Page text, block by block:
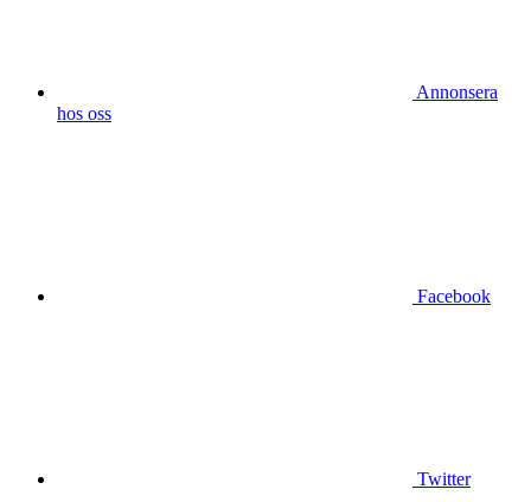
Annonsera
hos oss
Facebook
Twitter